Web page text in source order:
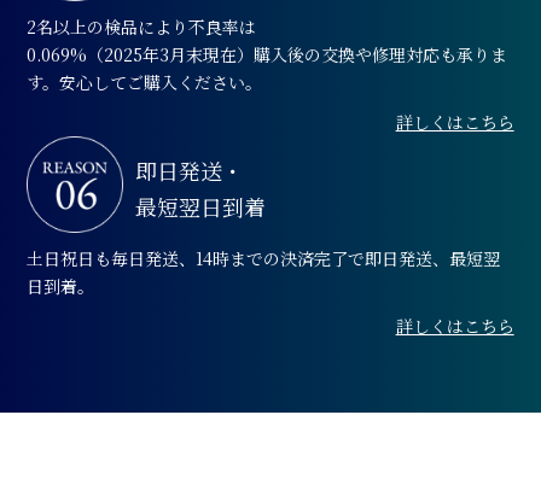
2名以上の検品により不良率は
0.069%（2025年3月末現在）購入後の交換や修理対応も承りま
す。安心してご購入ください。
詳しくはこちら
即日発送・
最短翌日到着
土日祝日も毎日発送、14時までの決済完了で即日発送、最短翌
日到着。
詳しくはこちら